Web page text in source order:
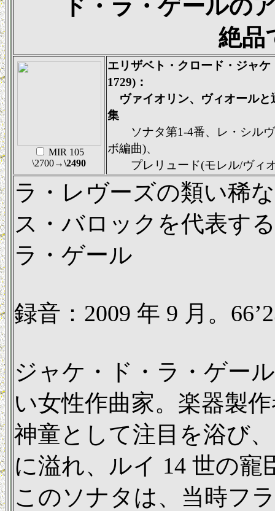
ド・ラ・ゲールの
絶品
MIR 105
\2700→\2490
エリザベト・クロード・ジャ
1729)：
ヴァイオリン、ヴィオールと
集
ソナタ第1-4番、レ・シルヴ
ボ編曲)、
プレリュード(モレル/ヴィ
ラ・レヴーズの類い稀
ス・バロックを代表す
ラ・ゲール
録音：2009 年 9 月。
ジャケ・ド・ラ・ゲー
い女性作曲家。楽器製
神童として注目を浴び
に溢れ、ルイ 14 世の
このソナタは、当時フ